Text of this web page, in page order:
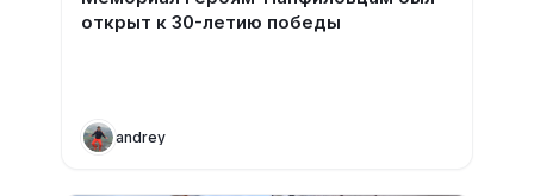
открыт к 30-летию победы
andrey